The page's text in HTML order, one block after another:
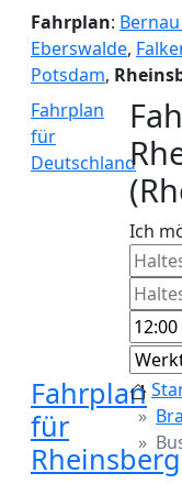
Fahrplan:
Eberswalde,
Potsdam,
Fahrplan
für
Deutschland
Ich
Fahrplan
für
Rheinsberg